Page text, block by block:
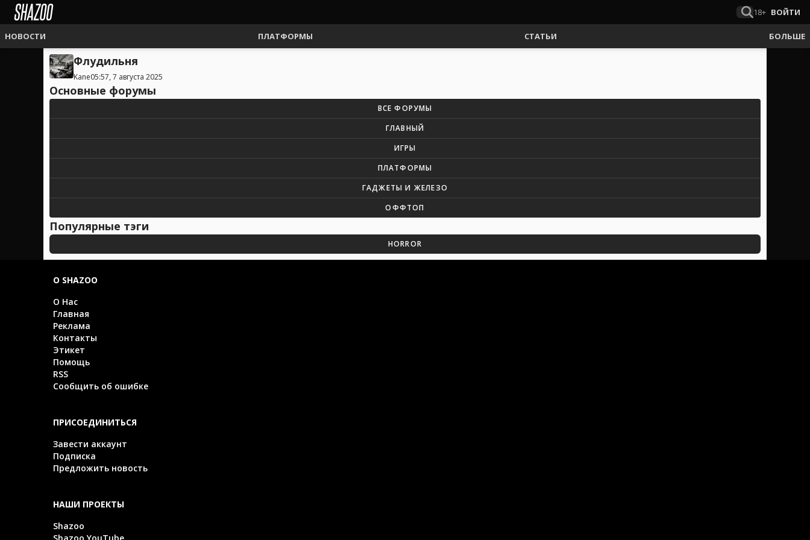
18+ ВОЙТИ
НОВОСТИ ПЛАТФОРМЫ СТАТЬИ БОЛЬШЕ
Флудильня
Kane05:57, 7 августа 2025
Основные форумы
ВСЕ ФОРУМЫ
ГЛАВНЫЙ
ИГРЫ
ПЛАТФОРМЫ
ГАДЖЕТЫ И ЖЕЛЕЗО
ОФФТОП
Популярные тэги
HORROR
О SHAZOO
О Нас
Главная
Реклама
Контакты
Этикет
Помощь
RSS
Сообщить об ошибке
ПРИСОЕДИНИТЬСЯ
Завести аккаунт
Подписка
Предложить новость
НАШИ ПРОЕКТЫ
Shazoo